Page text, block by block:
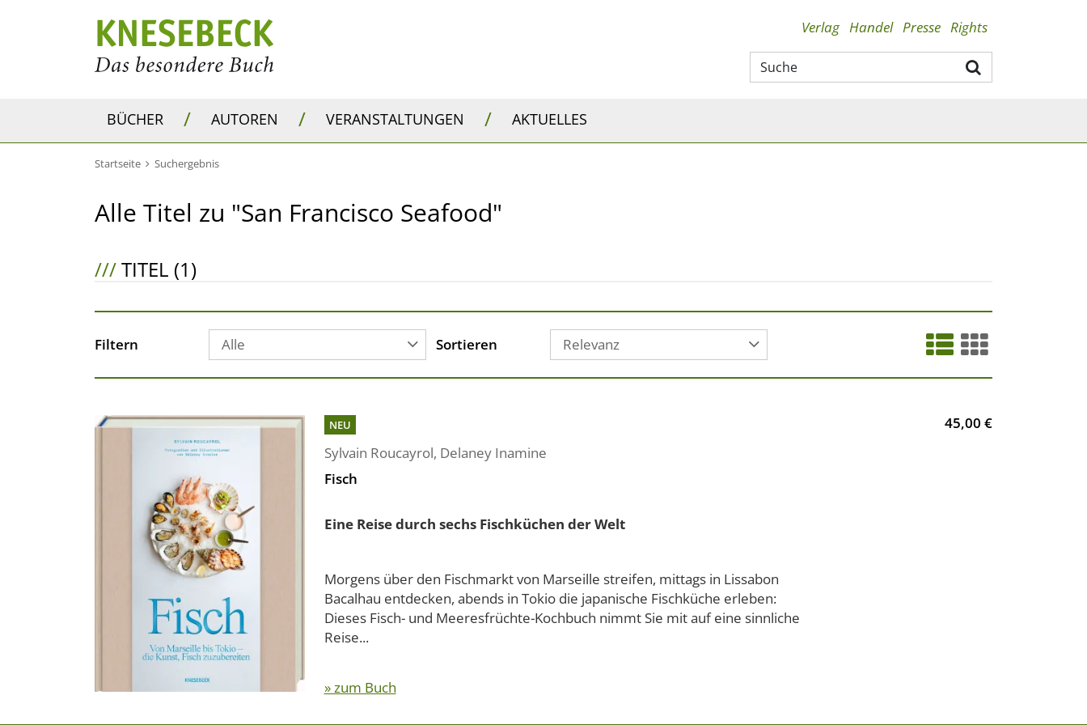
Verlag Handel Presse Rights
BÜCHER / AUTOREN / VERANSTALTUNGEN / AKTUELLES
Startseite Suchergebnis
Alle Titel zu "San Francisco Seafood"
///TITEL (1)
Filtern Alle Sortieren Relevanz
NEU
Sylvain Roucayrol, Delaney Inamine
Fisch
Eine Reise durch sechs Fischküchen der Welt
Morgens über den Fischmarkt von Marseille streifen, mittags in Lissabon
Bacalhau entdecken, abends in Tokio die japanische Fischküche erleben:
Dieses Fisch- und Meeresfrüchte-Kochbuch nimmt Sie mit auf eine sinnliche
Reise...
» zum Buch
45,00 €